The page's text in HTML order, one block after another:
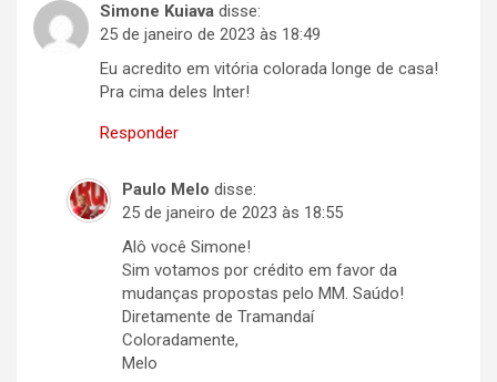
Simone Kuiava disse:
25 de janeiro de 2023 às 18:49
Eu acredito em vitória colorada longe de casa!
Pra cima deles Inter!
Responder
Paulo Melo disse:
25 de janeiro de 2023 às 18:55
Alô você Simone!
Sim votamos por crédito em favor da
mudanças propostas pelo MM. Saúdo!
Diretamente de Tramandaí
Coloradamente,
Melo